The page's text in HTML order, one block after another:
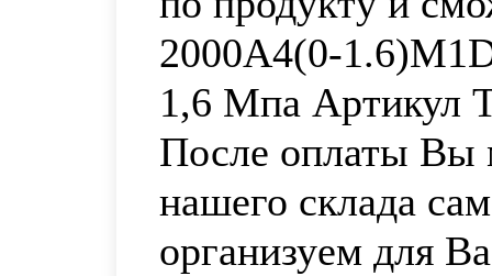
2000A4(0-
1,6 Мпа Артикул
После оплаты Вы
нашего склада
организуем для